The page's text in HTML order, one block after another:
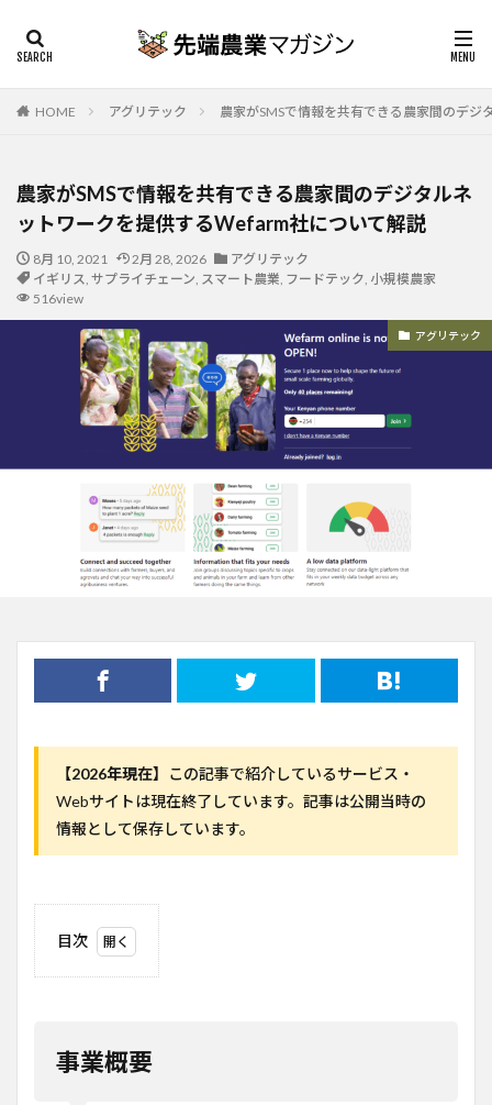
HOME アグリテック 農家がSMSで情報を共有できる農家間のデ
農家がSMSで情報を共有できる農家間のデジタルネ
ットワークを提供するWefarm社について解説
8月 10, 2021 2月 28, 2026
アグリテック
イギリス, サプライチェーン, スマート農業, フードテック, 小規模農家
516view
アグリテック
【2026年現在】
この記事で紹介しているサービス・
Webサイトは現在終了しています。記事は公開当時の
情報として保存しています。
目次
ビジ
事業概要